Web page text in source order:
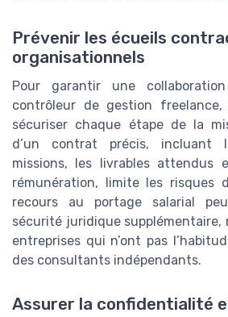
Prévenir les écueils
organisationnels
Pour garantir une
contrôleur de gestion
sécuriser chaque étape de la
d’un contrat précis, incluant
missions, les livrables attendus
rémunération, limite les risques
recours au portage salarial
sécurité juridique supplémentaire,
entreprises qui n’ont pas
des consultants indépendants.
Assurer la confidentialité